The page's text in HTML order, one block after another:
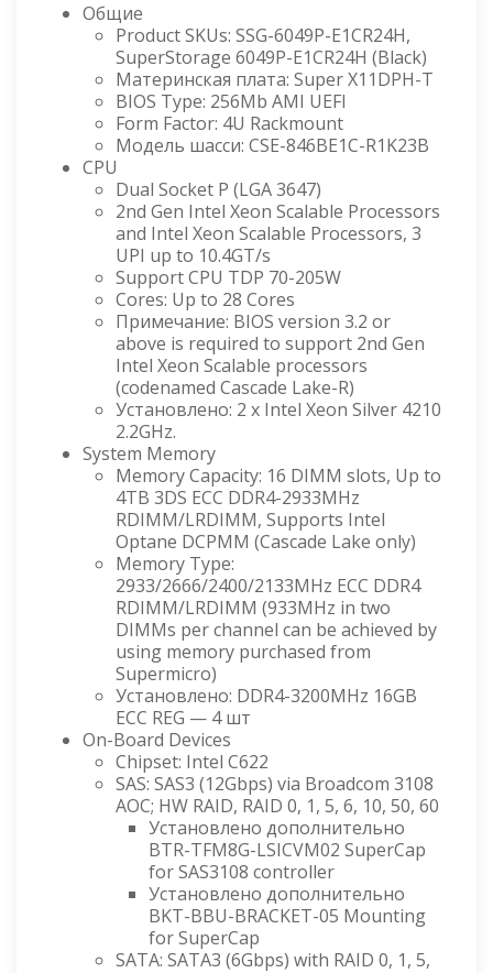
Общие
Product SKUs: SSG-6049P-E1CR24H,
SuperStorage 6049P-E1CR24H (Black)
Материнская плата: Super X11DPH-T
BIOS Type: 256Mb AMI UEFI
Form Factor: 4U Rackmount
Модель шасси: CSE-846BE1C-R1K23B
CPU
Dual Socket P (LGA 3647)
2nd Gen Intel Xeon Scalable Processors
and Intel Xeon Scalable Processors, 3
UPI up to 10.4GT/s
Support CPU TDP 70-205W
Cores: Up to 28 Cores
Примечание: BIOS version 3.2 or
above is required to support 2nd Gen
Intel Xeon Scalable processors
(codenamed Cascade Lake-R)
Установлено: 2 x Intel Xeon Silver 4210
2.2GHz.
System Memory
Memory Capacity: 16 DIMM slots, Up to
4TB 3DS ECC DDR4-2933MHz
RDIMM/LRDIMM, Supports Intel
Optane DCPMM (Cascade Lake only)
Memory Type:
2933/2666/2400/2133MHz ECC DDR4
RDIMM/LRDIMM (933MHz in two
DIMMs per channel can be achieved by
using memory purchased from
Supermicro)
Установлено: DDR4-3200MHz 16GB
ECC REG — 4 шт
On-Board Devices
Chipset: Intel C622
SAS: SAS3 (12Gbps) via Broadcom 3108
AOC; HW RAID, RAID 0, 1, 5, 6, 10, 50, 60
Установлено дополнительно
BTR-TFM8G-LSICVM02 SuperCap
for SAS3108 controller
Установлено дополнительно
BKT-BBU-BRACKET-05 Mounting
for SuperCap
SATA: SATA3 (6Gbps) with RAID 0, 1, 5,